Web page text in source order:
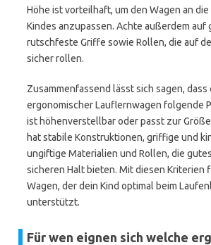
Höhe ist vorteilhaft, um den Wagen an
Kindes anzupassen. Achte außerdem auf
rutschfeste Griffe sowie Rollen, die auf
sicher rollen.
Zusammenfassend lässt sich sagen, dass
ergonomischer Lauflernwagen folgende
ist höhenverstellbar oder passt zur
hat stabile Konstruktionen, griffige und
ungiftige Materialien und Rollen, die
sicheren Halt bieten. Mit diesen Kriterien
Wagen, der dein Kind optimal beim
unterstützt.
Für wen eignen sich welche